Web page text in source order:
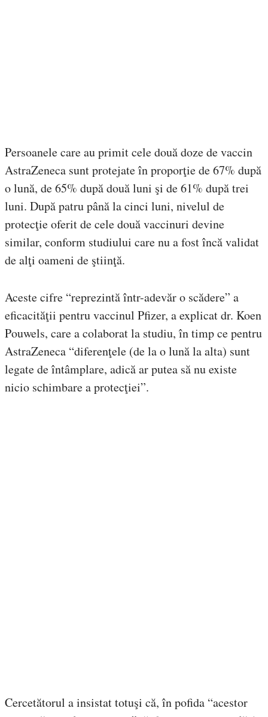
Persoanele care au primit cele două doze de vaccin
AstraZeneca sunt protejate în proporţie de 67% după
o lună, de 65% după două luni şi de 61% după trei
luni. După patru până la cinci luni, nivelul de
protecţie oferit de cele două vaccinuri devine
similar, conform studiului care nu a fost încă validat
de alţi oameni de ştiinţă.
Aceste cifre “reprezintă într-adevăr o scădere” a
eficacităţii pentru vaccinul Pfizer, a explicat dr. Koen
Pouwels, care a colaborat la studiu, în timp ce pentru
AstraZeneca “diferenţele (de la o lună la alta) sunt
legate de întâmplare, adică ar putea să nu existe
nicio schimbare a protecţiei”.
Cercetătorul a insistat totuşi că, în pofida “acestor